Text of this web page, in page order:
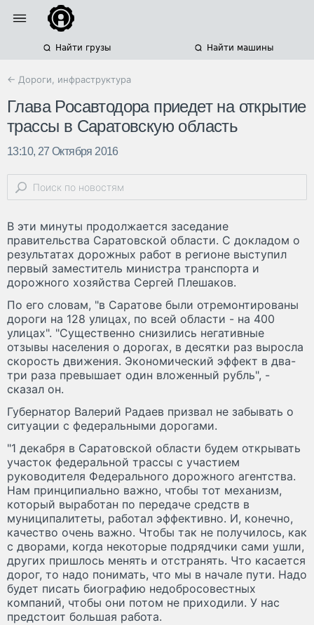
Найти грузы Найти машины
← Дороги, инфраструктура
Глава Росавтодора приедет на открытие
трассы в Саратовскую область
13:10, 27 Октября 2016
В эти минуты продолжается заседание
правительства Саратовской области. С докладом о
результатах дорожных работ в регионе выступил
первый заместитель министра транспорта и
дорожного хозяйства Сергей Плешаков.
По его словам, "в Саратове были отремонтированы
дороги на 128 улицах, по всей области - на 400
улицах". "Существенно снизились негативные
отзывы населения о дорогах, в десятки раз выросла
скорость движения. Экономический эффект в два-
три раза превышает один вложенный рубль", -
сказал он.
Губернатор Валерий Радаев призвал не забывать о
ситуации с федеральными дорогами.
"1 декабря в Саратовской области будем открывать
участок федеральной трассы с участием
руководителя Федерального дорожного агентства.
Нам принципиально важно, чтобы тот механизм,
который выработан по передаче средств в
муниципалитеты, работал эффективно. И, конечно,
качество очень важно. Чтобы так не получилось, как
с дворами, когда некоторые подрядчики сами ушли,
других пришлось менять и отстранять. Что касается
дорог, то надо понимать, что мы в начале пути. Надо
будет писать биографию недобросовестных
компаний, чтобы они потом не приходили. У нас
предстоит большая работа.